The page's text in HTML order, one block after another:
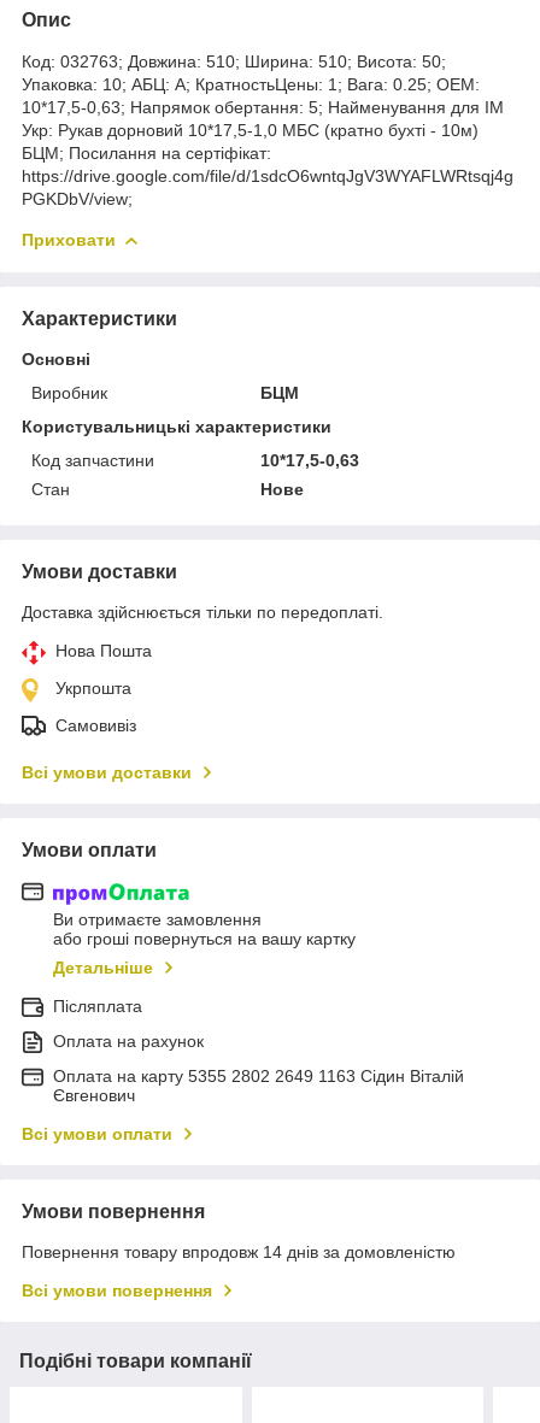
Опис
Код: 032763; Довжина: 510; Ширина: 510; Висота: 50;
Упаковка: 10; АБЦ: A; КратностьЦены: 1; Вага: 0.25; ОЕМ:
10*17,5-0,63; Напрямок обертання: 5; Найменування для ІМ
Укр: Рукав дорновий 10*17,5-1,0 МБС (кратно бухті - 10м)
БЦМ; Посилання на сертіфікат:
https://drive.google.com/file/d/1sdcO6wntqJgV3WYAFLWRtsqj4g
PGKDbV/view;
Приховати
Характеристики
Основні
Виробник
БЦМ
Користувальницькі характеристики
Код запчастини
10*17,5-0,63
Стан
Нове
Умови доставки
Доставка здійснюється тільки по передоплаті.
Нова Пошта
Укрпошта
Самовивіз
Всі умови доставки
Умови оплати
Ви отримаєте замовлення
або гроші повернуться на вашу картку
Детальніше
Післяплата
Оплата на рахунок
Оплата на карту 5355 2802 2649 1163 Сідин Віталій
Євгенович
Всі умови оплати
Умови повернення
Повернення товару впродовж 14 днів за домовленістю
Всі умови повернення
Подібні товари компанії